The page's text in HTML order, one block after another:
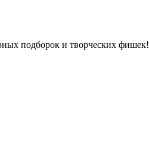
подборок и творческих фишек!